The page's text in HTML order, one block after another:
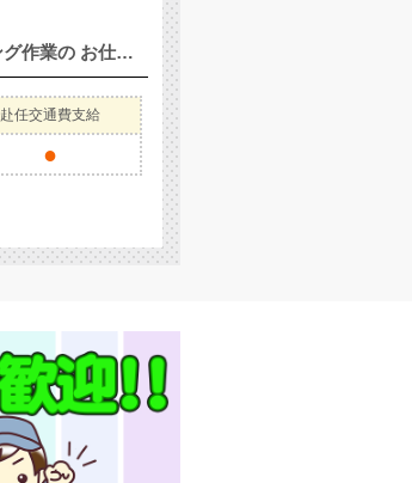
【自働車の部品製造】 自動車部品を製造している企業での部品の簡単なピッキング作業の お仕事をお願いします。 台車に必要な部品をのせて、工場のラインをまわって必要な部品を必要な場所に 置いてくるお仕事になります。 場所によっては工場内にエレベーターがあるのでエレベーターに乗って部品を 置いてきたり、空箱があれば回収の作業もお願いします。 部署内での男女比率も5：5くらいの割合となっております。 じっとしているのが苦手な方や、身体を動かして働きたい方大歓迎のお仕事です！ 《機械オペレーターや部品の管理のお仕事も同時募集中となります》
赴任交通費支給
●